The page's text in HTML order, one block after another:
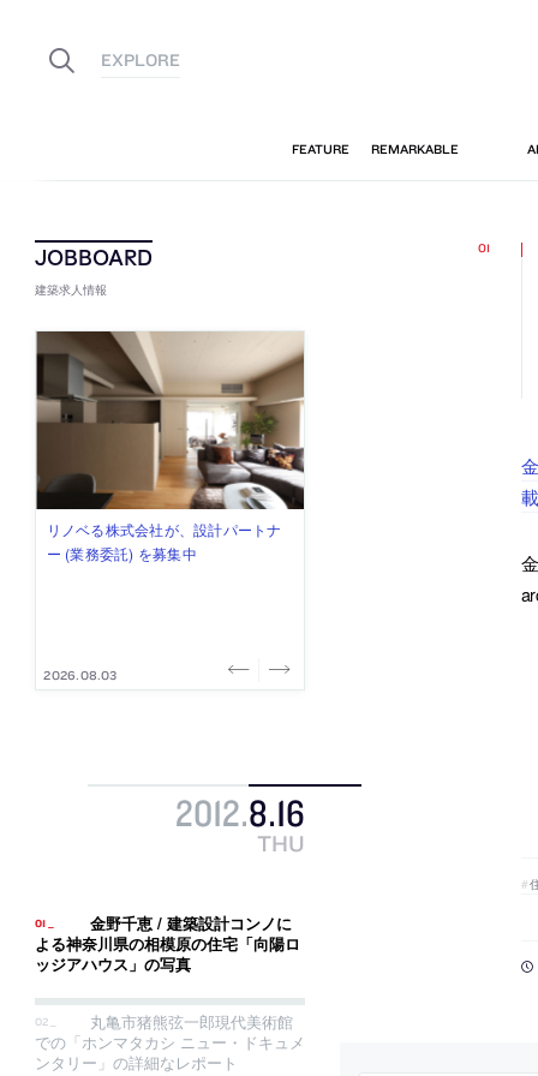
建築求人情報
古民家を軸に全国で“価値循環の仕組
み”を作り、リモートワーク主体の働
2026.08.03
リノベる株式会社が、設計パートナ
ー (業務委託) を募集中
2026.08.03
社会への影響力のある建築を手掛
け、スタッフ同士で助け合う環境づ
2026.07.31
代官山を拠点に活動する「梅澤竜也 /
ALA INC.」が、設計スタッフ・アル
2026.07.30
住宅や共同住宅などを手掛け、“合理
的でシンプルなデザイン”を志向する
2026.07.29
2012.8.16
THU
金野千恵 / 建築設計コンノに
よる神奈川県の相模原の住宅「向陽ロ
ッジアハウス」の写真
丸亀市猪熊弦一郎現代美術館
での「ホンマタカシ ニュー・ドキュメ
ンタリー」の詳細なレポート